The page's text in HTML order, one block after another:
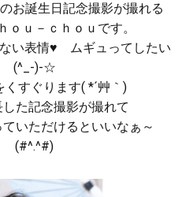
お誕生日記念撮影が撮れる
ｏｕ－ｃｈｏｕです。
い表情♥ ムギュってしたい
(^_-)-☆
くすぐります( *´艸｀)
た記念撮影が撮れて
ていただけるといいなぁ～
(#^.^#)